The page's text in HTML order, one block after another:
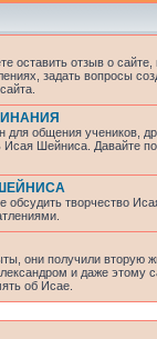
оставить отзыв о
задать вопросы
для общения учеников,
Исая Шейниса. Давайте
обсудить творчество
они получили вторую
и даже этому
об Исае.